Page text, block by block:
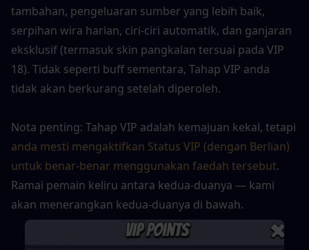
tambahan, pengeluaran sumber yang lebih baik,
serpihan wira harian, ciri-ciri automatik, dan ganjaran
eksklusif (termasuk skin pangkalan tersuai pada VIP
18). Tidak seperti buff sementara, Tahap VIP anda
tidak akan berkurang setelah diperoleh.
anda mesti mengaktifkan Status VIP (dengan Berlian)
untuk benar-benar menggunakan faedah tersebut.
Ramai pemain keliru antara kedua-duanya — kami
akan menerangkan kedua-duanya di bawah.